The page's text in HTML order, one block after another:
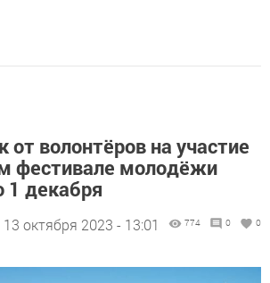
от волонтёров на участие
фестивале молодёжи
1 декабря
13 октября 2023 - 13:01 774 0 0